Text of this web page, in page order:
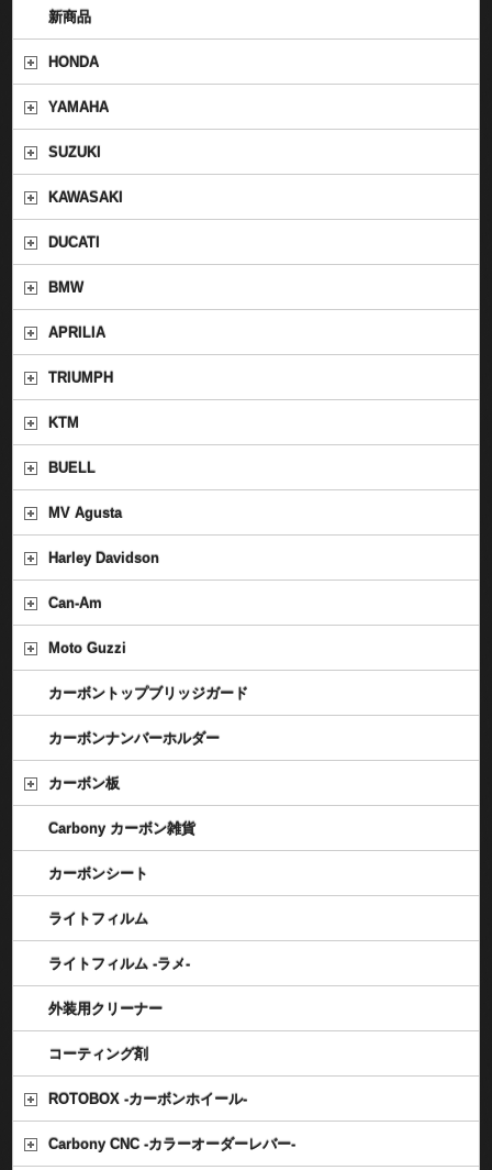
新商品
HONDA
YAMAHA
SUZUKI
KAWASAKI
DUCATI
BMW
APRILIA
TRIUMPH
KTM
BUELL
MV Agusta
Harley Davidson
Can-Am
Moto Guzzi
カーボントップブリッジガード
カーボンナンバーホルダー
カーボン板
Carbony カーボン雑貨
カーボンシート
ライトフィルム
ライトフィルム -ラメ-
外装用クリーナー
コーティング剤
ROTOBOX -カーボンホイール-
Carbony CNC -カラーオーダーレバー-